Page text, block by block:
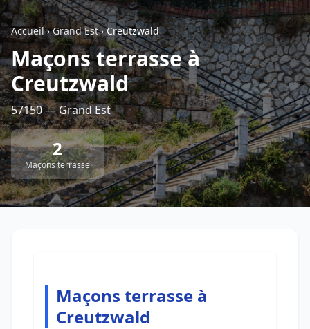
Retour à la liste des métiers
CGU- Confidentialité - Service proposé parViteUnDevis.com-Vous
Accueil›Grand Est›Creutzwald
Maçons terrasse à
Creutzwald
57150 — Grand Est
2
Maçons terrasse
Maçons terrasse à
Creutzwald